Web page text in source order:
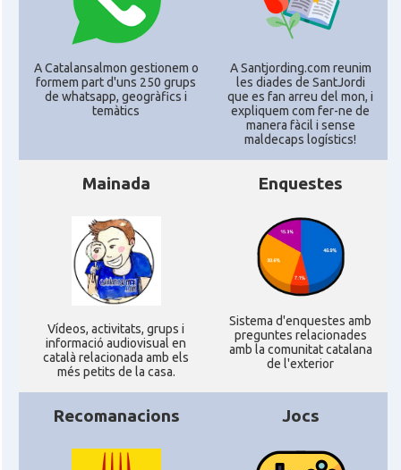
CAMON
CAMON Catalans a LEICESTER
Catalans a Lincoln
CAMON CATALANS A LONDON - Londres
CAMON
CAMON Catalans a MILTON KEYNES
CAMON Catalans a Newcastle upon Tyne
CAMON Catalans a NOTTINGHAM
A Catalansalmon gestionem o
formem part d'uns 250 grups
de whatsapp, geogràfics i
temàtics
A Santjording.com reunim
les diades de SantJordi
que es fan arreu del mon, i
expliquem com fer-ne de
manera fàcil i sense
maldecaps logí­stics!
Mainada
Ví­deos, activitats, grups i
informació audiovisual en
català relacionada amb els
més petits de la casa.
Enquestes
Sistema d'enquestes amb
preguntes relacionades
amb la comunitat catalana
de l'exterior
Recomanacions Jocs